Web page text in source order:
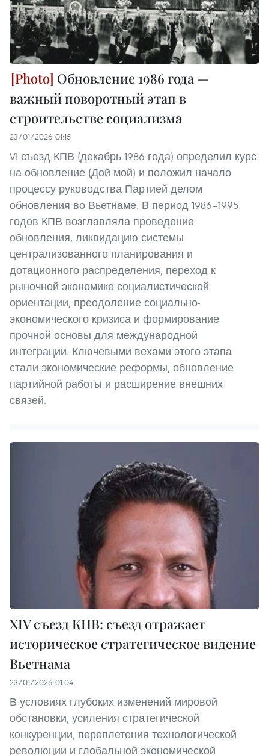
Обновление 1986 года —
важный поворотный этап в
строительстве социализма
23/01/2026 01:15
VI съезд КПВ (декабрь 1986 года) определил курс
на обновление (Дой мой) и положил начало
процессу руководства Партией делом
обновления во Вьетнаме. В период 1986–1995
годов КПВ возглавляла проведение
обновления, ликвидацию системы
централизованного планирования и
дотационного распределения, переход к
рыночной экономике социалистической
ориентации, преодоление социально-
экономического кризиса и формирование
прочной основы для международной
интеграции. Ключевыми вехами этого этапа
стали экономические реформы, обновление
партийной работы и расширение внешних
связей.
XIV съезд КПВ: съезд отражает
историческое стратегическое видение
Вьетнама
23/01/2026 01:04
В условиях глубоких изменений мировой
обстановки, усиления стратегической
конкуренции, переплетения технологической
революции и глобальной экономической